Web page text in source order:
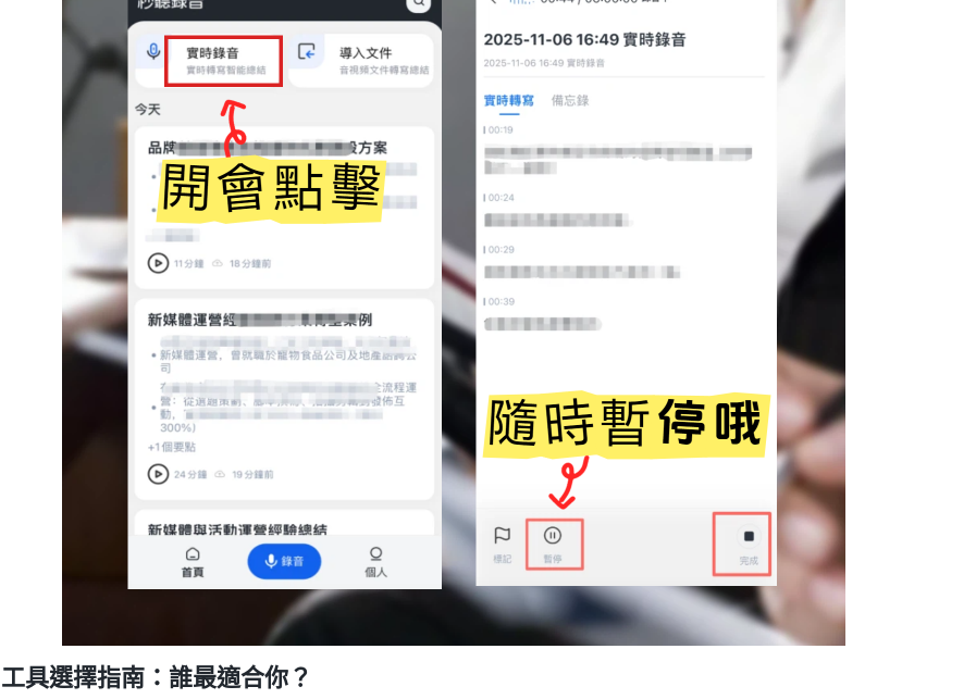
工具選擇指南：誰最適合你？